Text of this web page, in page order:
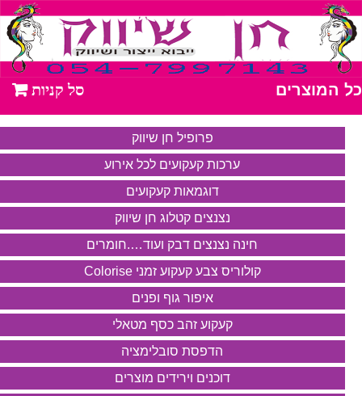
כל המוצרים
פרופיל חן שיווק
ערכות קעקועים לכל אירוע
דוגמאות קעקועים
נצנצים קטלוג חן שיווק
חינה נצנצים דבק ועוד….חומרים
קולוריס צבע קעקוע זמני Colorise
איפור גוף ופנים
קעקוע זהב כסף מטאלי
הדפסת סובלימציה
דוכנים וירידים מוצרים